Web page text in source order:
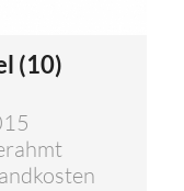
(10)